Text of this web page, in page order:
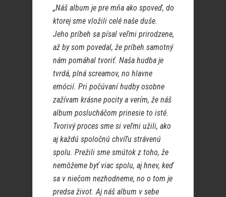
„Náš album je pre mňa ako spoveď, do
ktorej sme vložili celé naše duše.
Jeho príbeh sa písal veľmi prirodzene,
až by som povedal, že príbeh samotný
nám pomáhal tvoriť. Naša hudba je
tvrdá, plná screamov, no hlavne
emócií. Pri počúvaní hudby osobne
zažívam krásne pocity a verím, že náš
album poslucháčom prinesie to isté.
Tvorivý proces sme si veľmi užili, ako
aj každú spoločnú chvíľu strávenú
spolu. Prežili sme smútok z toho, že
nemôžeme byť viac spolu, aj hnev, keď
sa v niečom nezhodneme, no o tom je
predsa život. Aj náš album v sebe